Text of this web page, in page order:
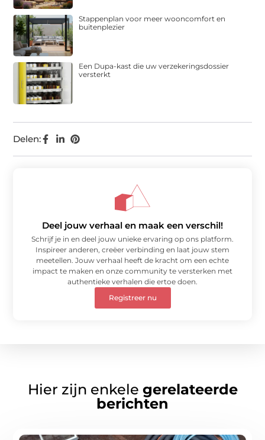
Delen:
Stappenplan voor meer wooncomfort en
buitenplezier
Een Dupa-kast die uw verzekeringsdossier
versterkt
Deel jouw verhaal en maak een verschil!
Schrijf je in en deel jouw unieke ervaring op ons platform.
Inspireer anderen, creëer verbinding en laat jouw stem
meetellen. Jouw verhaal heeft de kracht om een echte
impact te maken en onze community te versterken met
authentieke verhalen die ertoe doen.
Registreer nu
Hier zijn enkele gerelateerde
berichten